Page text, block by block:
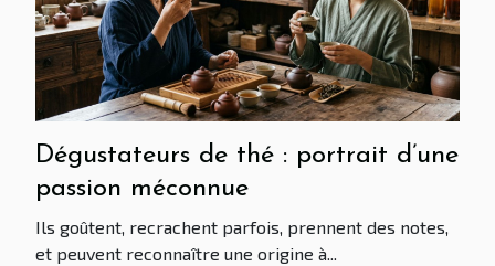
Dégustateurs de thé : portrait d’une
passion méconnue
Ils goûtent, recrachent parfois, prennent des notes,
et peuvent reconnaître une origine à...